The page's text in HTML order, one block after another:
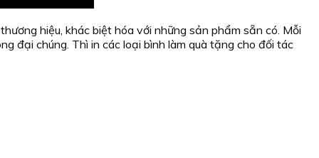
hiệu, khác biệt hóa với những sản phẩm sẵn có. Mỗi
đại chúng. Thì in các loại bình làm quà tặng cho đối tác